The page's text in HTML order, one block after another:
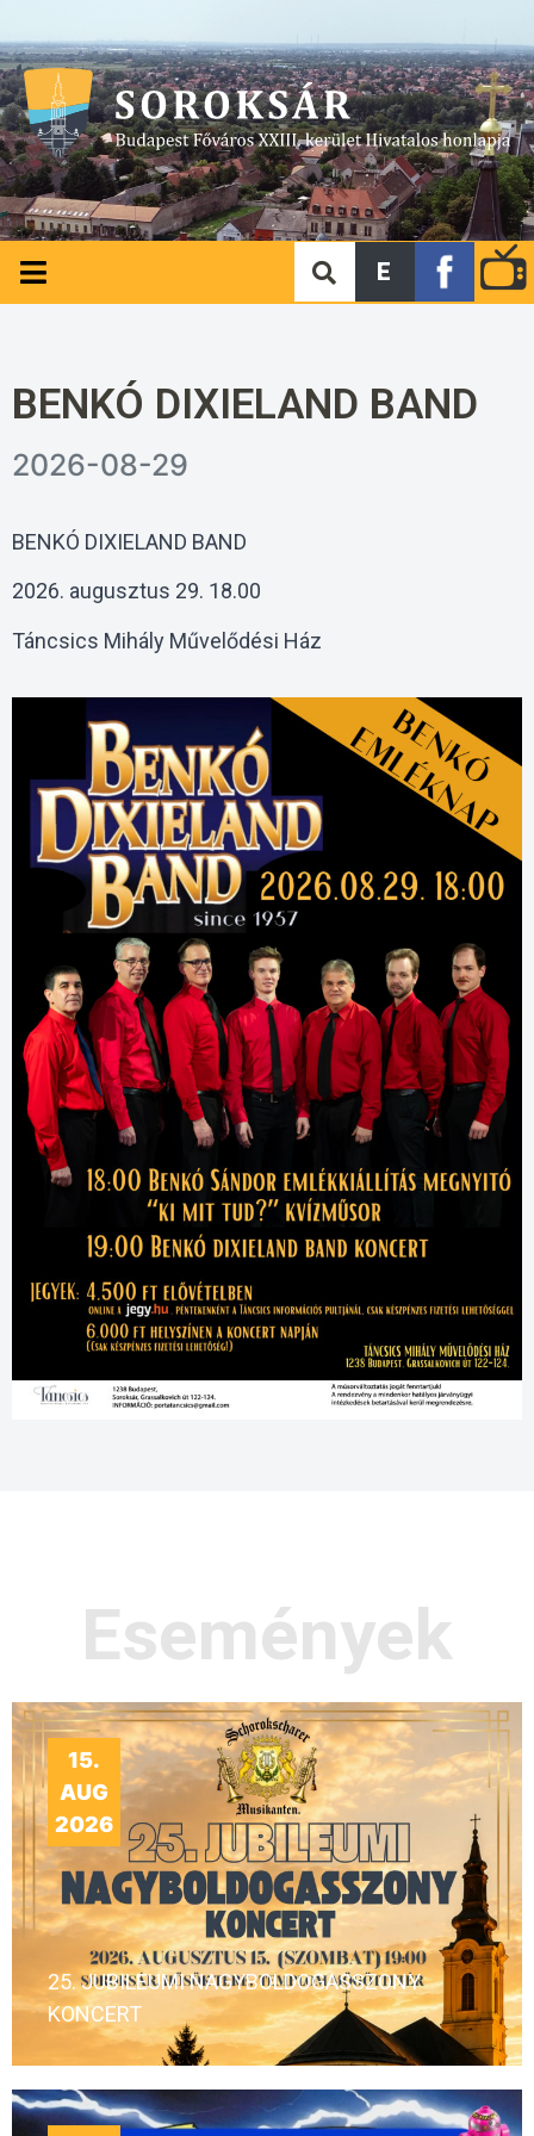
E
BENKÓ DIXIELAND BAND
2026-08-29
BENKÓ DIXIELAND BAND
2026. augusztus 29. 18.00
Táncsics Mihály Művelődési Ház
Események
15.
AUG
2026
25. JUBILEUMI NAGYBOLDOGASSZONY
KONCERT